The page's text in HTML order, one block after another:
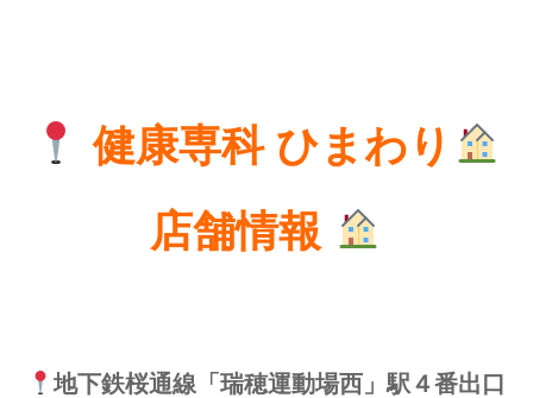
健康専科 ひまわり
店舗情報
地下鉄桜通線「瑞穂運動場西」駅４番出口